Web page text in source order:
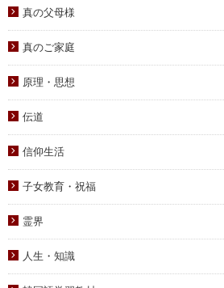
◆鄭元周・天務院副院長のメッセージ
神米国に果てしない愛を注がれるお母様
◆李青祐・宣教政策処長のメッセージ
摂理のみ言
信仰のみ言
信仰入門
祈祷文集
宣布・講演
真の父母様
生涯路程
自叙伝関連
真のご家庭
原理・思想
勝共理論
伝道
統一運動
ブックレット
信仰生活
祝福・伝統
信仰の証し・教会史
子女教育・祝福
中高生向け
霊界
人生・知識